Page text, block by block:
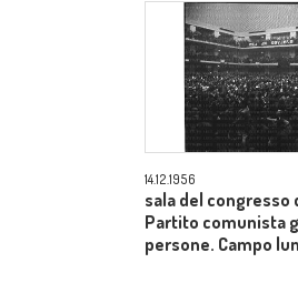
14.12.1956
sala del congresso
Partito comunista
persone. Campo